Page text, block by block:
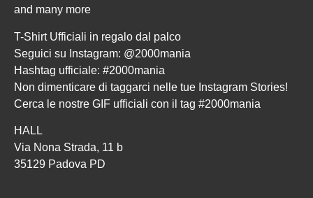
and many more
T-Shirt Ufficiali in regalo dal palco
Seguici su Instagram: @2000mania
Hashtag ufficiale: #2000mania
Non dimenticare di taggarci nelle tue Instagram Stories!
Cerca le nostre GIF ufficiali con il tag #2000mania
HALL
Via Nona Strada, 11 b
35129 Padova PD